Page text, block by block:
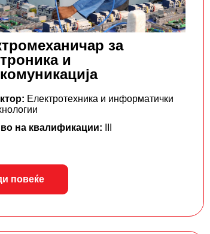
за
и
Електротехника и информатички
на квалификации:
повеќе